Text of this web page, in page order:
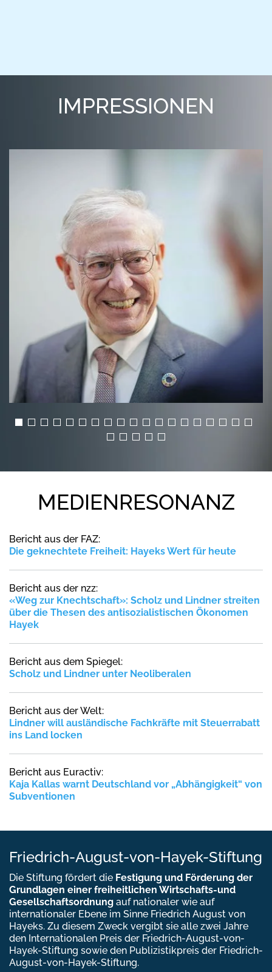
IMPRESSIONEN
MEDIENRESONANZ
Bericht aus der FAZ:
Die geknechtete Freiheit: Hayeks Wert für heute
Bericht aus der nzz:
«Weg zur Knechtschaft»: Scholz und Lindner streiten
über die Thesen des antisozialistischen Ökonomen
Hayek
Bericht aus dem Spiegel:
Scholz und Lindner unter Neoliberalen
Bericht aus der Welt:
Lindner will ausländische Fachkräfte mit Steuerrabatt
ins Land locken
Bericht aus Euractiv:
Kaja Kallas warnt Deutschland vor „Abhängigkeit“ von
Subventionen
Friedrich-August-von-Hayek-Stiftung
Die Stiftung fördert die Festigung und Förderung der
Grundlagen einer freiheitlichen Wirtschafts-und
Gesellschaftsordnung auf nationaler wie auf
internationaler Ebene im Sinne Friedrich August von
Hayeks. Zu diesem Zweck vergibt sie alle zwei Jahre
den Internationalen Preis der Friedrich-August-von-
Hayek-Stiftung sowie den Publizistikpreis der Friedrich-
August-von-Hayek-Stiftung.